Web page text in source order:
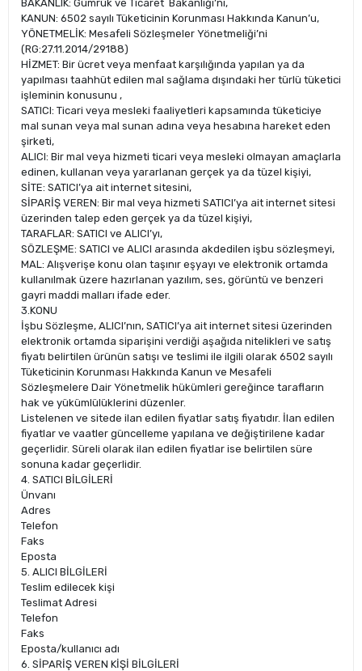
BAKANLIK: Gümrük ve Ticaret Bakanlığı’nı,
KANUN: 6502 sayılı Tüketicinin Korunması Hakkında Kanun’u,
YÖNETMELİK: Mesafeli Sözleşmeler Yönetmeliği’ni
(RG:27.11.2014/29188)
HİZMET: Bir ücret veya menfaat karşılığında yapılan ya da
yapılması taahhüt edilen mal sağlama dışındaki her türlü tüketici
işleminin konusunu ,
SATICI: Ticari veya mesleki faaliyetleri kapsamında tüketiciye
mal sunan veya mal sunan adına veya hesabına hareket eden
şirketi,
ALICI: Bir mal veya hizmeti ticari veya mesleki olmayan amaçlarla
edinen, kullanan veya yararlanan gerçek ya da tüzel kişiyi,
SİTE: SATICI’ya ait internet sitesini,
SİPARİŞ VEREN: Bir mal veya hizmeti SATICI’ya ait internet sitesi
üzerinden talep eden gerçek ya da tüzel kişiyi,
TARAFLAR: SATICI ve ALICI’yı,
SÖZLEŞME: SATICI ve ALICI arasında akdedilen işbu sözleşmeyi,
MAL: Alışverişe konu olan taşınır eşyayı ve elektronik ortamda
kullanılmak üzere hazırlanan yazılım, ses, görüntü ve benzeri
gayri maddi malları ifade eder.
3.KONU
İşbu Sözleşme, ALICI’nın, SATICI’ya ait internet sitesi üzerinden
elektronik ortamda siparişini verdiği aşağıda nitelikleri ve satış
fiyatı belirtilen ürünün satışı ve teslimi ile ilgili olarak 6502 sayılı
Tüketicinin Korunması Hakkında Kanun ve Mesafeli
Sözleşmelere Dair Yönetmelik hükümleri gereğince tarafların
hak ve yükümlülüklerini düzenler.
Listelenen ve sitede ilan edilen fiyatlar satış fiyatıdır. İlan edilen
fiyatlar ve vaatler güncelleme yapılana ve değiştirilene kadar
geçerlidir. Süreli olarak ilan edilen fiyatlar ise belirtilen süre
sonuna kadar geçerlidir.
4. SATICI BİLGİLERİ
Ünvanı
Adres
Telefon
Faks
Eposta
5. ALICI BİLGİLERİ
Teslim edilecek kişi
Teslimat Adresi
Telefon
Faks
Eposta/kullanıcı adı
6. SİPARİŞ VEREN KİŞİ BİLGİLERİ